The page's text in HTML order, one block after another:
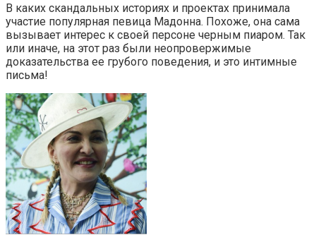
В каких скандальных историях и проектах принимала
участие популярная певица Мадонна. Похоже, она сама
вызывает интерес к своей персоне черным пиаром. Так
или иначе, на этот раз были неопровержимые
доказательства ее грубого поведения, и это интимные
письма!